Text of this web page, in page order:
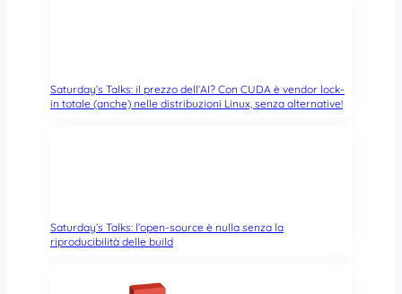
Saturday’s Talks: il prezzo dell’AI? Con CUDA è vendor lock-
in totale (anche) nelle distribuzioni Linux, senza alternative!
Saturday’s Talks: l’open-source è nulla senza la
riproducibilità delle build